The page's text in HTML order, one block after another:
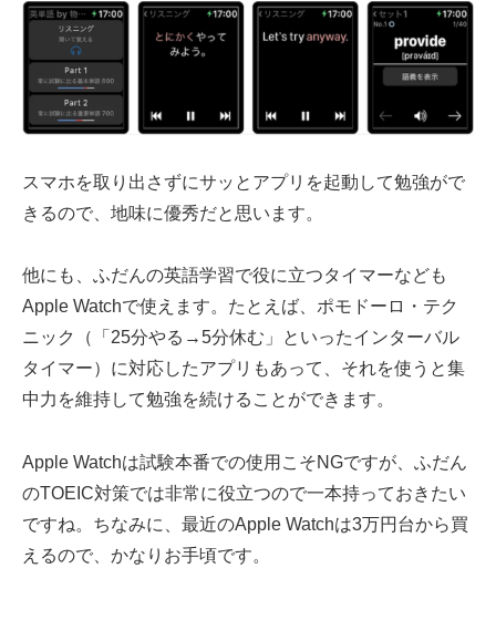
スマホを取り出さずにサッとアプリを起動して勉強がで
きるので、地味に優秀だと思います。
他にも、ふだんの英語学習で役に立つタイマーなども
Apple Watchで使えます。たとえば、ポモドーロ・テク
ニック（「25分やる→5分休む」といったインターバル
タイマー）に対応したアプリもあって、それを使うと集
中力を維持して勉強を続けることができます。
Apple Watchは試験本番での使用こそNGですが、ふだん
のTOEIC対策では非常に役立つので一本持っておきたい
ですね。ちなみに、最近のApple Watchは3万円台から買
えるので、かなりお手頃です。